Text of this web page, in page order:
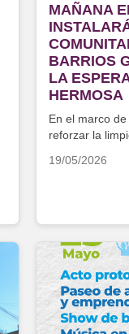
MAÑANA
BARRIOS
LA
HERMOSA
En el marco
reforzar la
19/05/2026